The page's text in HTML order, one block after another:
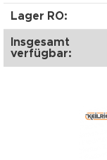
Lager RO:
Insgesamt
verfügbar: